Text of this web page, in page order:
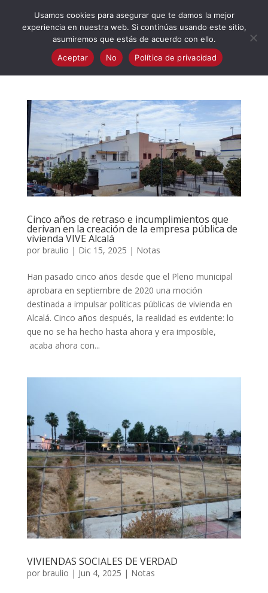
Cinco años de retraso e incumplimientos que
derivan en la creación de la empresa pública de
vivienda VIVE Alcalá
por braulio | Dic 15, 2025 | Notas
Han pasado cinco años desde que el Pleno municipal
aprobara en septiembre de 2020 una moción
destinada a impulsar políticas públicas de vivienda en
Alcalá. Cinco años después, la realidad es evidente: lo
que no se ha hecho hasta ahora y era imposible,
acaba ahora con...
VIVIENDAS SOCIALES DE VERDAD
por braulio | Jun 4, 2025 | Notas
Usamos cookies para asegurar que te damos la mejor
experiencia en nuestra web. Si continúas usando este sitio,
asumiremos que estás de acuerdo con ello.
Aceptar
No Política de privacidad